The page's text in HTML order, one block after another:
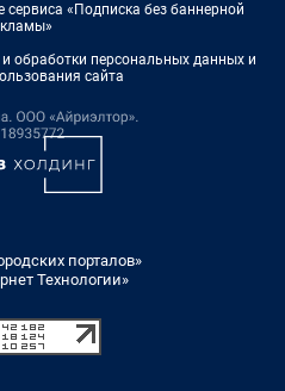
сервиса «Подписка без баннерной
обработки персональных данных и
сайта
порталов»
Технологии»